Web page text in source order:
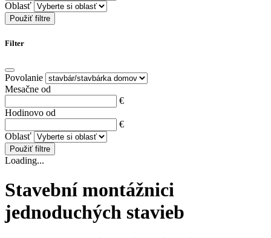
Oblasť
Použiť filtre
Filter
Povolanie
Mesačne od
€
Hodinovo od
€
Oblasť
Použiť filtre
Loading...
Stavební montážnici
jednoduchých stavieb